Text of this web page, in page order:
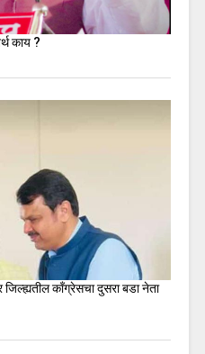
काय ?
जिल्ह्यतील कॉंग्रेसचा दुसरा बडा नेता